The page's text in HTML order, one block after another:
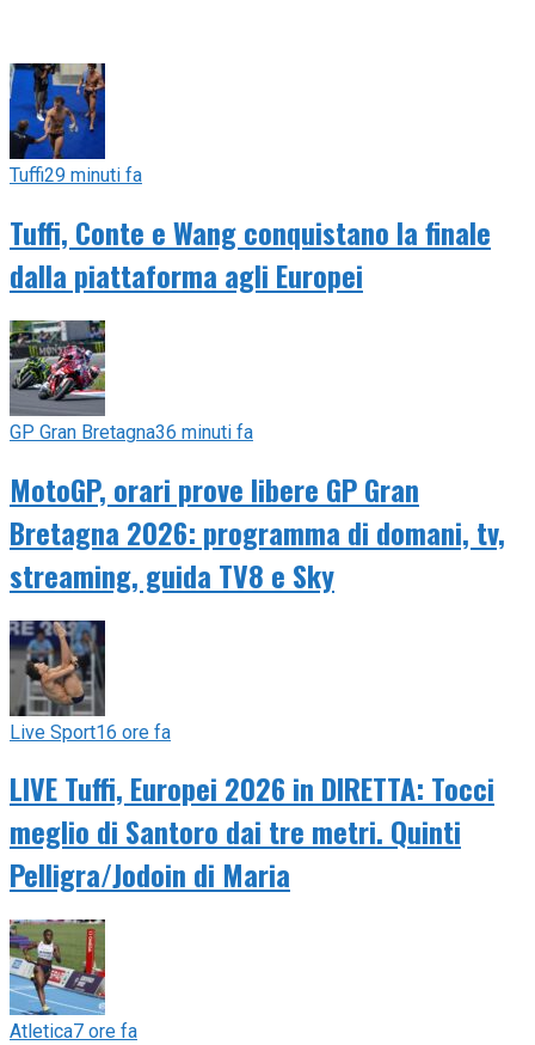
Tuffi29 minuti fa
Tuffi, Conte e Wang conquistano la finale
dalla piattaforma agli Europei
GP Gran Bretagna36 minuti fa
MotoGP, orari prove libere GP Gran
Bretagna 2026: programma di domani, tv,
streaming, guida TV8 e Sky
Live Sport16 ore fa
LIVE Tuffi, Europei 2026 in DIRETTA: Tocci
meglio di Santoro dai tre metri. Quinti
Pelligra/Jodoin di Maria
Atletica7 ore fa